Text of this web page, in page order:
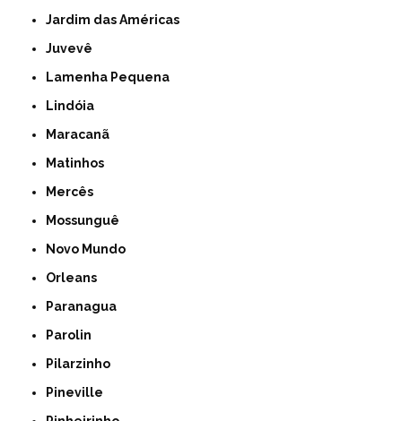
Jardim das Américas
Juvevê
Lamenha Pequena
Lindóia
Maracanã
Matinhos
Mercês
Mossunguê
Novo Mundo
Orleans
Paranagua
Parolin
Pilarzinho
Pineville